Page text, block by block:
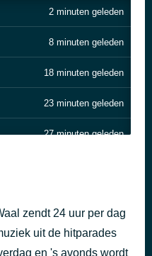
2 minuten geleden
8 minuten geleden
18 minuten geleden
23 minuten geleden
27 minuten geleden
zendt 24 uur per dag
uit de hitparades
en 's avonds wordt